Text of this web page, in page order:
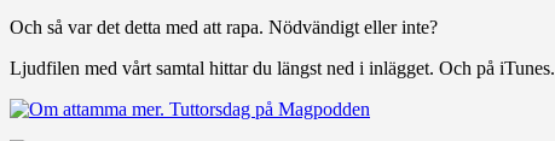
Och så var det detta med att rapa. Nödvändigt eller inte?
Ljudfilen med vårt samtal hittar du längst ned i inlägget. Och på iTunes.